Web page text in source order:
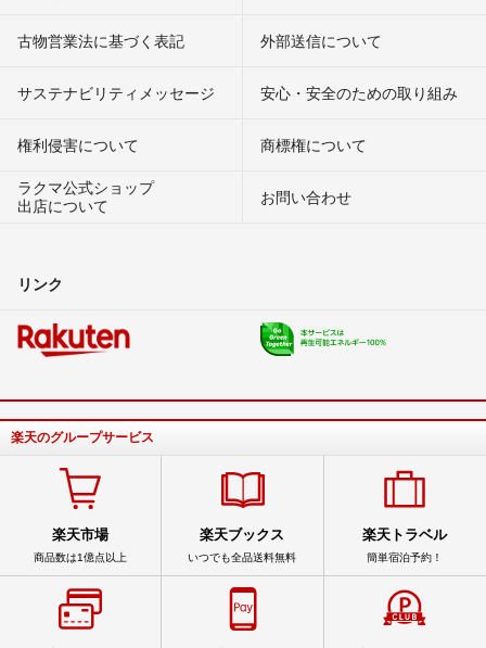
古物営業法に基づく表記 外部送信について
サステナビリティメッセージ 安心・安全のための取り組み
権利侵害について
商標権について
ラクマ公式ショップ
出店について
お問い合わせ
リンク
楽天のグループサービス
楽天市場
商品数は1億点以上
楽天ブックス
いつでも全品送料無料
楽天トラベル
簡単宿泊予約！